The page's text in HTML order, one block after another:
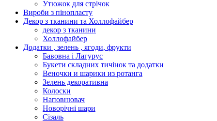
Утюжок для стрічок
Вироби з пінопласту
Декор з тканини та Холлофайбер
декор з тканини
Холлофайбер
Додатки , зелень , ягоди, фрукти
Бавовна і Лагурус
Букети складних тичінок та додатки
Веночки и шарики из ротанга
Зелень декоративна
Колоски
Наповнювач
Новорічні шари
Сізаль